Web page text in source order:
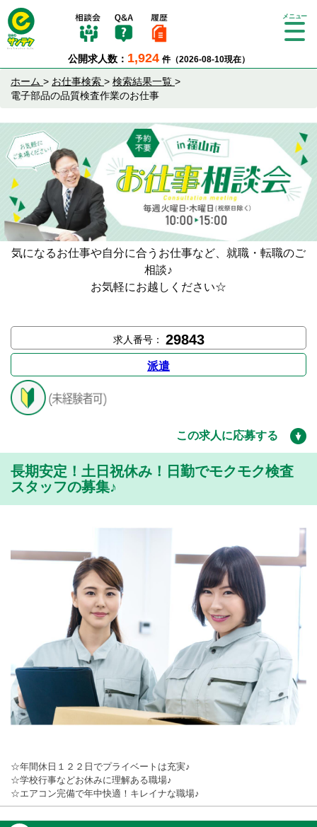
公開求人数： 1,924 件（2026-08-10現在）
Tog
ホーム > お仕事検索 > 検索結果一覧 >
電子部品の品質検査作業のお仕事
気になるお仕事や自分に合うお仕事など、就職・転職のご
相談♪
お気軽にお越しください☆
求人番号： 29843
派遣
この求人に応募する
長期安定！土日祝休み！日勤でモクモク検査
スタッフの募集♪
☆年間休日１２２日でプライベートは充実♪
☆学校行事などお休みに理解ある職場♪
☆エアコン完備で年中快適！キレイナな職場♪